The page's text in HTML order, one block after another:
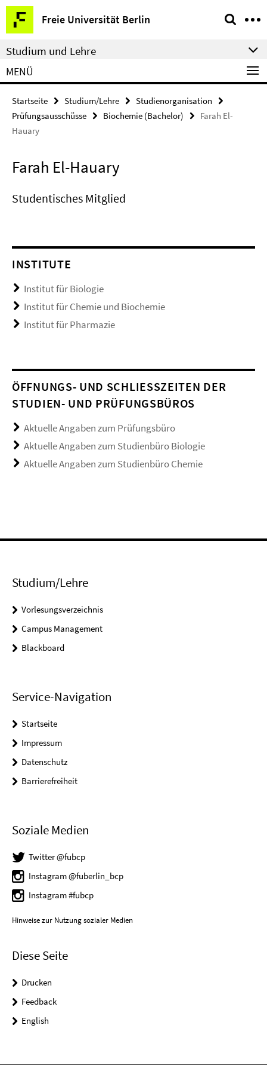
Springe
direkt
zu
Inhalt
Freie Universität Berlin
Service-
Navigation
Studium und Lehre
MENÜ
Startseite Studium/Lehre
Studienorganisation
Prüfungsausschüsse
Biochemie (Bachelor)
Farah El-
Hauary
Farah El-Hauary
Studentisches Mitglied
INSTITUTE
Institut für Biologie
Institut für Chemie und Biochemie
Institut für Pharmazie
ÖFFNUNGS- UND SCHLIESSZEITEN DER S
TUDIEN- UND PRÜFUNGSBÜROS
Aktuelle Angaben zum Prüfungsbüro
Aktuelle Angaben zum Studienbüro Biologie
Aktuelle Angaben zum Studienbüro Chemie
Studium/Lehre
Vorlesungsverzeichnis
Campus Management
Blackboard
Service-Navigation
Startseite
Impressum
Datenschutz
Barrierefreiheit
Soziale Medien
Twitter @fubcp
Instagram @fuberlin_bcp
Instagram #fubcp
Hinweise zur Nutzung sozialer Medien
Diese Seite
Drucken
Feedback
English